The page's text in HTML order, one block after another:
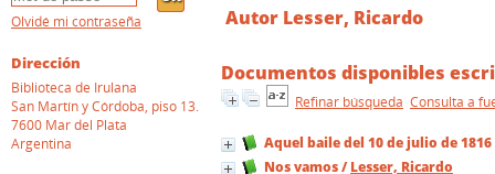
Autor Lesser, Ricardo
Documentos disponibles
Refinar búsqueda Consulta a
Aquel baile del 10 de julio de 1816
Nos vamos/ Lesser, Ricardo
Olvidé mi contraseña
Dirección
Biblioteca de Irulana
San Martín y Córdoba, piso 13.
7600 Mar del Plata
Argentina